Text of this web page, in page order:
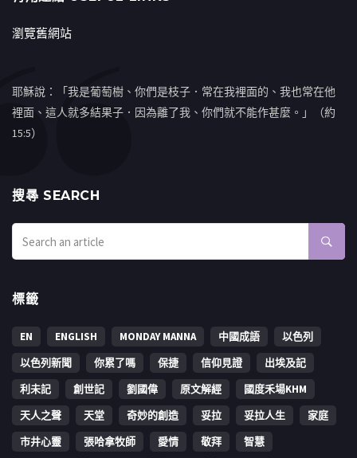
瀏覽舊網站
耶穌說：「我是葡萄樹、你們是枝子．常在我裡面的、我也常在他
裡面、這人就多結果子．因為離了我、你們就不能作甚麼。」（約
15:5）
搜㝷 SEARCH
標籤
EN ENGLISH MONDAY MANNA 中國成語
以色列
以色列新聞
你累了嗎 保捷 信仰見證
出埃及記
利未記
創世記 劉國偉 原文解經
國度禾場KHM
天人之聲
天堂 奇妙的創造 妥拉 妥拉人生
家庭
市井心靈
張哈拿牧師 愛情 敬拜
智慧